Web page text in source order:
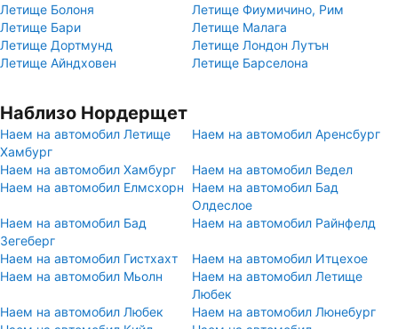
Летище Болоня
Летище Фиумичино, Рим
Летище Бари
Летище Малага
Летище Дортмунд
Летище Лондон Лутън
Летище Айндховен
Летище Барселона
Наблизо Нордерщет
Наем на автомобил Летище
Хамбург
Наем на автомобил Аренсбург
Наем на автомобил Хамбург
Наем на автомобил Ведел
Наем на автомобил Елмсхорн
Наем на автомобил Бад
Олдеслое
Наем на автомобил Бад
Зегеберг
Наем на автомобил Райнфелд
Наем на автомобил Гистхахт
Наем на автомобил Итцехое
Наем на автомобил Мьолн
Наем на автомобил Летище
Любек
Наем на автомобил Любек
Наем на автомобил Люнебург